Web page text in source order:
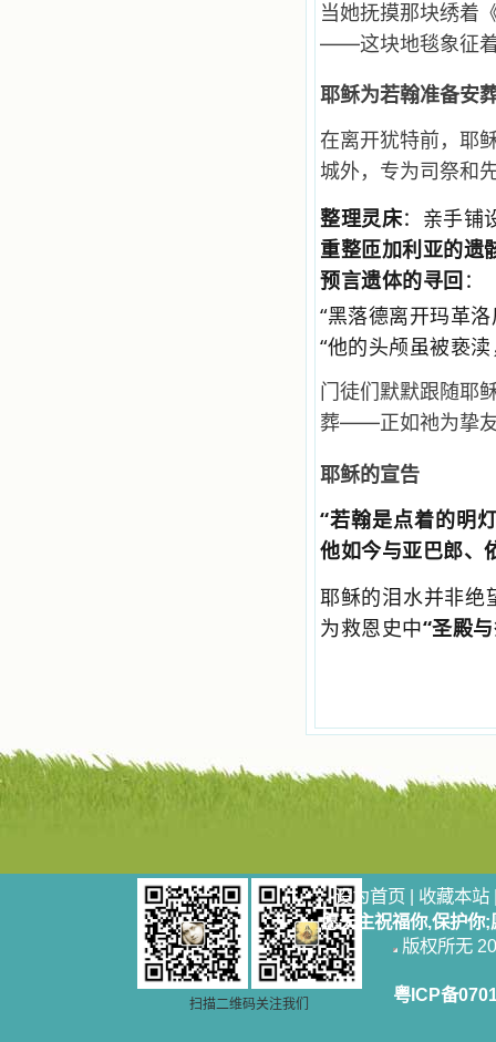
心里多么渴望能像他们那样爱主。
我因此而认识了许许多多圣人，
这些圣人中有许多也曾是罪人，使我
变得丰富多彩。我想，既然他们真心
爱天主，那么他们也会真心爱我。现
在他们和天主如此接近，当世人向他
们祈求时，他们也会想方设法将我的
祈祷告诉天主的。就这样，他们和我
共享生活的体验，不断地把上天仁爱
的芬芳散播给我，他们的友谊使我的
欢乐加倍，痛苦减半；他们已走过死
当她抚摸那块绣着
——这块地毯象征着
耶稣为若翰准备安
在离开犹特前，耶
城外，专为司祭和
整理灵床：亲手铺
重整匝加利亚的遗
预言遗体的寻回 ：
“黑落德离开玛革
“他的头颅虽被亵
门徒们默默跟随耶
葬——正如祂为挚友
耶稣的宣告
“若翰是点着的明
他如今与亚巴郎、
耶稣的泪水并非绝
为救恩史中“圣殿
扫描二维码关注我们
设为首页 | 收藏本站
愿天主祝福你,保护你
版权所无
粤ICP备